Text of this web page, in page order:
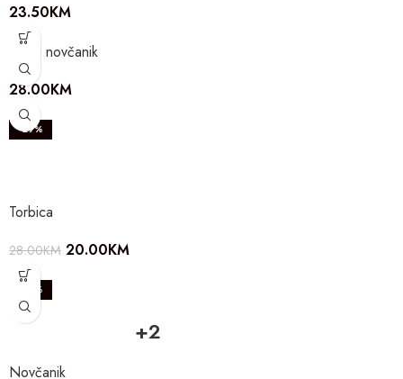
23.50KM
Kožni novčanik
28.00KM
-29%
Torbica
28.00KM 20.00KM
-20%
+2
Novčanik